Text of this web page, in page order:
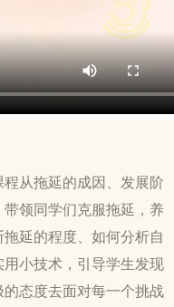
从拖延的成因、发展阶
领同学们克服拖延，养
延的程度、如何分析自
小技术，引导学生发现
态度去面对每一个挑战